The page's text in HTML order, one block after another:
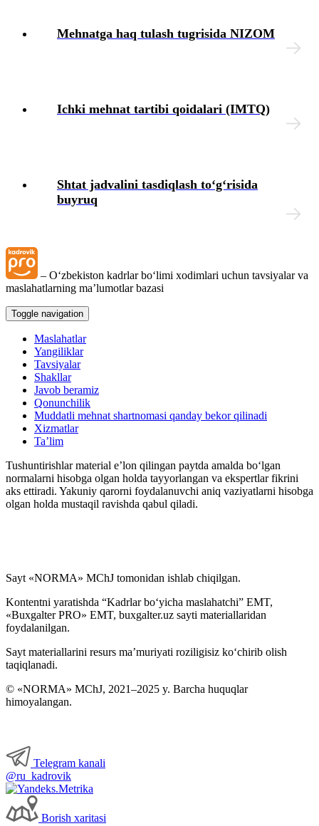
Mehnatga haq tulash tugrisida NIZOM
Ichki mehnat tartibi qoidalari (IMTQ)
Shtat jadvalini tasdiqlash toʻgʻrisida
buyruq
– Oʻzbekiston kadrlar boʻlimi хodimlari uchun tavsiyalar va
maslahatlarning ma’lumotlar bazasi
Toggle navigation
Maslahatlar
Yangiliklar
Tavsiyalar
Shakllar
Javob beramiz
Qonunchilik
Muddatli mehnat shartnomasi qanday bekor qilinadi
Xizmatlar
Ta’lim
Tushuntirishlar material e’lon qilingan paytda amalda boʻlgan
normalarni hisobga olgan holda tayyorlangan va ekspertlar fikrini
aks ettiradi. Yakuniy qarorni foydalanuvchi aniq vaziyatlarni hisobga
olgan holda mustaqil ravishda qabul qiladi.
Sayt «NORMA» MChJ tomonidan ishlab chiqilgan.
Kontentni yaratishda “Kadrlar boʻyicha maslahatchi” EMT,
«Buxgalter PRO» EMT, buxgalter.uz sayti materiallaridan
foydalanilgan.
Sayt materiallarini resurs ma’muriyati roziligisiz koʻchirib olish
taqiqlanadi.
© «NORMA» MChJ, 2021–2025 y. Barcha huquqlar
himoyalangan.
Telegram kanali
@ru_kadrovik
Borish хaritasi